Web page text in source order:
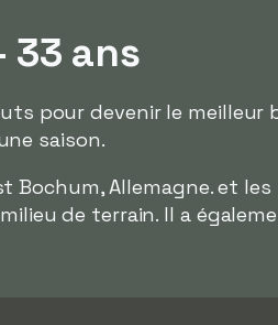
33 ans
pour devenir le
saison.
Bochum, Allemagne. et
de terrain. Il a